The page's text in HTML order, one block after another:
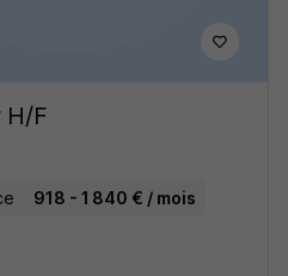
H/F
918 - 1 840 € / mois